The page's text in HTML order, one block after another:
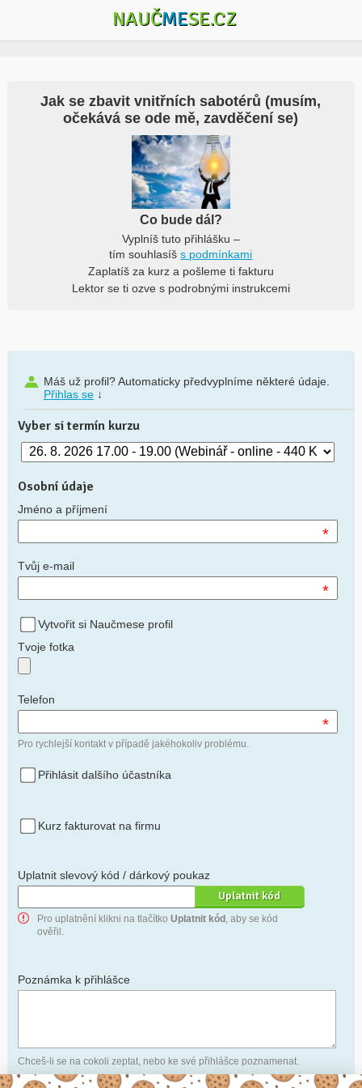
NAUČMESE.CZ
Jak se zbavit vnitřních sabotérů (musím,
očekává se ode mě, zavděčení se)
Co bude dál?
Vyplníš tuto přihlášku –
tím souhlasíšs podmínkami
Zaplatíš za kurz a pošleme ti fakturu
Lektor se ti ozve s podrobnými instrukcemi
Máš už profil? Automaticky předvyplníme některé údaje.
Přihlas se↓
Vyber si termín kurzu
Osobní údaje
Jméno a příjmení
*
Tvůj e-mail
*
Vytvořit si Naučmese profil
Tvoje fotka
Telefon
*
Pro rychlejší kontakt v případě jakéhokoliv problému.
Přihlásit dalšího účastníka
Kurz fakturovat na firmu
Uplatnit slevový kód / dárkový poukaz
Pro uplatnění klikni na tlačítko Uplatnit kód , aby se kód
ověřil.
Poznámka k přihlášce
Chceš-li se na cokoli zeptat, nebo ke své přihlášce poznamenat.